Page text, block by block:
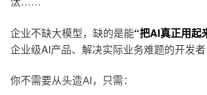
企业不缺大模型， 缺的是能“把AI真正用起
企业级AI产品、解决实际业务难题的开发者
你不需要从头造AI，只需：